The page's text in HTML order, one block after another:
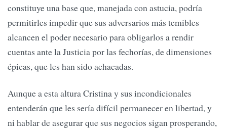
constituye una base que, manejada con astucia, podría
permitirles impedir que sus adversarios más temibles
alcancen el poder necesario para obligarlos a rendir
cuentas ante la Justicia por las fechorías, de dimensiones
épicas, que les han sido achacadas.
Aunque a esta altura Cristina y sus incondicionales
entenderán que les sería difícil permanecer en libertad, y
ni hablar de asegurar que sus negocios sigan prosperando,